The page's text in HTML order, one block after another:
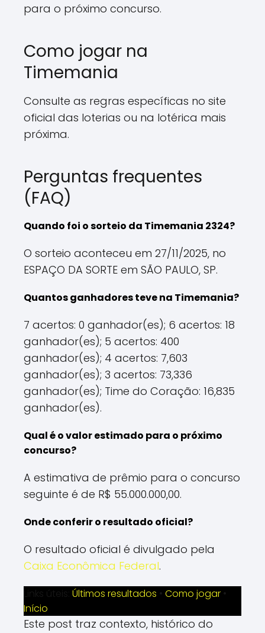
para o próximo concurso.
Como jogar na
Timemania
Consulte as regras específicas no site
oficial das loterias ou na lotérica mais
próxima.
Perguntas frequentes
(FAQ)
Quando foi o sorteio da Timemania 2324?
O sorteio aconteceu em 27/11/2025, no
ESPAÇO DA SORTE em SÃO PAULO, SP.
Quantos ganhadores teve na Timemania?
7 acertos: 0 ganhador(es); 6 acertos: 18
ganhador(es); 5 acertos: 400
ganhador(es); 4 acertos: 7,603
ganhador(es); 3 acertos: 73,336
ganhador(es); Time do Coração: 16,835
ganhador(es).
Qual é o valor estimado para o próximo
concurso?
A estimativa de prêmio para o concurso
seguinte é de R$ 55.000.000,00.
Onde conferir o resultado oficial?
O resultado oficial é divulgado pela
Caixa Econômica Federal.
Links úteis: Últimos resultados • Como jogar •
Início
Este post traz contexto, histórico do